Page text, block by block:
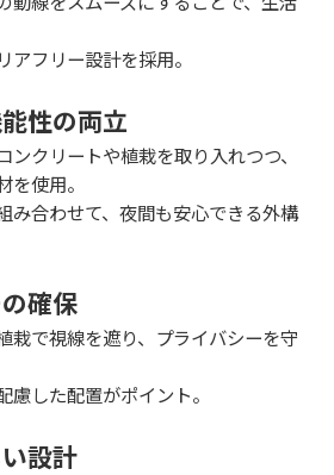
アフリー設計を採用。
性の両立
ンクリートや植栽を取り入れつつ、
を使用。
み合わせて、夜間も安心できる外構
確保
栽で視線を遮り、プライバシーを守
慮した配置がポイント。
設計